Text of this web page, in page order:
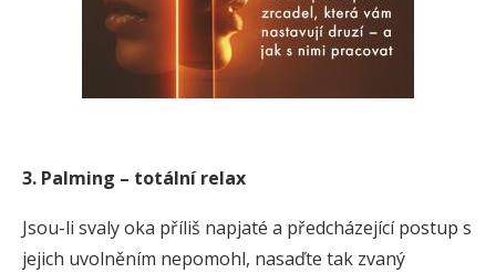
3. Palming – totální relax
Jsou-li svaly oka příliš napjaté a předcházející postup s
jejich uvolněním nepomohl, nasaďte tak zvaný